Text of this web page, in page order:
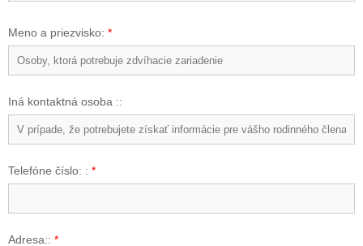
Meno a priezvisko: *
Iná kontaktná osoba ::
Telefóne číslo: : *
Adresa:: *